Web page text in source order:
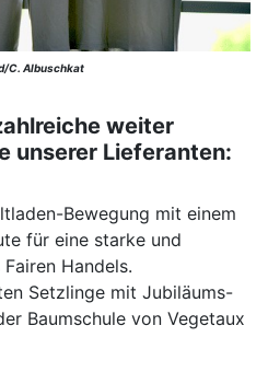
C. Albuschkat
weiter
unserer Lieferanten:
Bewegung mit einem
für eine starke und
Handels.
Setzlinge mit Jubiläums-
Baumschule von Vegetaux